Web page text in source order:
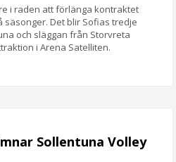
i raden att förlänga kontraktet
säsonger. Det blir Sofias tredje
och släggan från Storvreta
i Arena Satelliten.
Sollentuna Volley